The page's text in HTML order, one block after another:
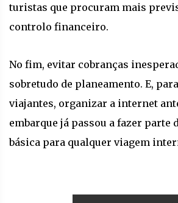
turistas que procuram mais
controlo financeiro.
No fim, evitar cobranças
sobretudo de planeamento. E,
viajantes, organizar a internet
embarque já passou a fazer parte
básica para qualquer viagem